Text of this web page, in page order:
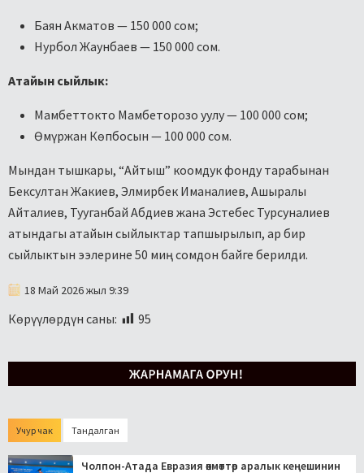
Баян Акматов — 150 000 сом;
Нурбол Жаунбаев — 150 000 сом.
Атайын сыйлык:
Мамбеттокто Мамбеторозо уулу — 100 000 сом;
Өмүржан Көпбосын — 100 000 сом.
Мындан тышкары, “Айтыш” коомдук фонду тарабынан
Бексултан Жакиев, Элмирбек Иманалиев, Ашыралы
Айталиев, Тууганбай Абдиев жана Эстебес Турсуналиев
атындагы атайын сыйлыктар тапшырылып, ар бир
сыйлыктын ээлерине 50 миң сомдон байге берилди.
18 Май 2026 жыл 9:39
Көрүүлөрдүн саны: 95
Учур чак Тандалган
Чолпон-Атада Евразия өкмөттөр аралык кеңешинин